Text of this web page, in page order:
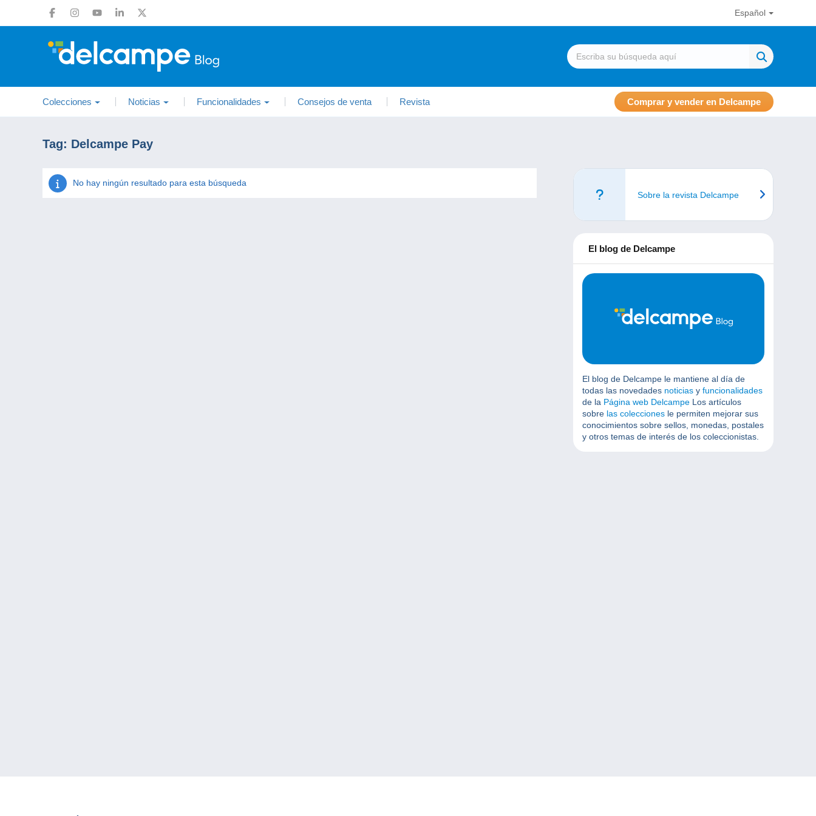
Español
Colecciones Noticias Funcionalidades Consejos de venta Revista Comprar y vender en Delcampe
Tag: Delcampe Pay
No hay ningún resultado para esta búsqueda
Sobre la revista Delcampe
El blog de Delcampe
El blog de Delcampe le mantiene al día de
todas las novedades noticias y funcionalidades
de la Página web Delcampe Los artículos
sobre las colecciones le permiten mejorar sus
conocimientos sobre sellos, monedas, postales
y otros temas de interés de los coleccionistas.